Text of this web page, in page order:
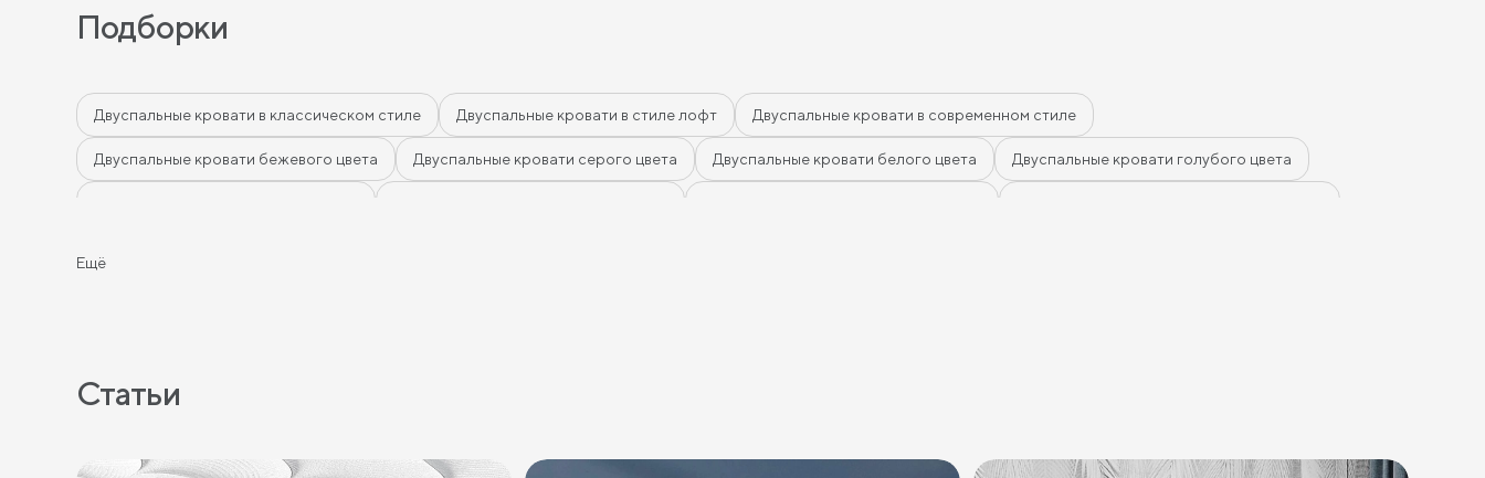
массивным. В остальном всё супер,
кровать своих денег точно стоит.
Если ищете что-то современное и
уютное — хороший вариант
Подборки
Двуспальные кровати в классическом стиле Двуспальные кровати в стиле лофт Двуспальные кровати в современном стиле
Двуспальные кровати бежевого цвета Двуспальные кровати серого цвета Двуспальные кровати белого цвета Двуспальные кровати голубого цвета
Ещё
Статьи